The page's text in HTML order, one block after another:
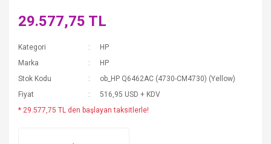
29.577,75 TL
Kategori
HP
Marka
HP
Stok Kodu
ob_HP Q6462AC (4730-CM4730) (Yellow)
Fiyat
516,95 USD + KDV
* 29.577,75 TL den başlayan taksitlerle!